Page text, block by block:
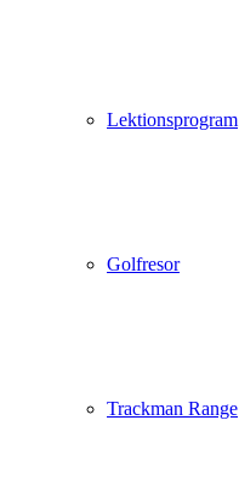
Lektionsprogram
Golfresor
Trackman Range